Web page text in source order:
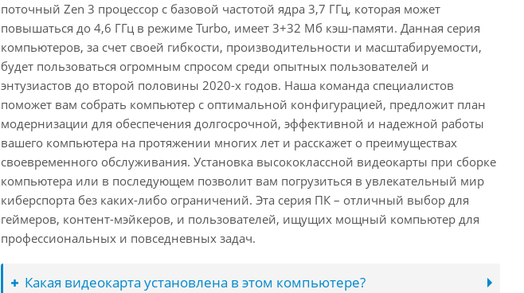
поточный Zen 3 процессор с базовой частотой ядра 3,7 ГГц, которая может
повышаться до 4,6 ГГц в режиме Turbo, имеет 3+32 Мб кэш-памяти. Данная серия
компьютеров, за счет своей гибкости, производительности и масштабируемости,
будет пользоваться огромным спросом среди опытных пользователей и
энтузиастов до второй половины 2020-х годов. Наша команда специалистов
поможет вам собрать компьютер с оптимальной конфигурацией, предложит план
модернизации для обеспечения долгосрочной, эффективной и надежной работы
вашего компьютера на протяжении многих лет и расскажет о преимуществах
своевременного обслуживания. Установка высококлассной видеокарты при сборке
компьютера или в последующем позволит вам погрузиться в увлекательный мир
киберспорта без каких-либо ограничений. Эта серия ПК – отличный выбор для
геймеров, контент-мэйкеров, и пользователей, ищущих мощный компьютер для
профессиональных и повседневных задач.
Какая видеокарта установлена в этом компьютере?